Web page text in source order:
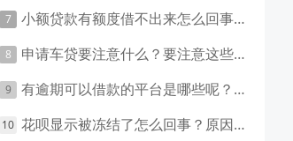
小额贷款有额度借不出来怎么回事 原因有这几点
申请车贷要注意什么？要注意这些事项！
有逾期可以借款的平台是哪些呢？主要有这些平台！
花呗显示被冻结了怎么回事？原因和应对措施盘点！